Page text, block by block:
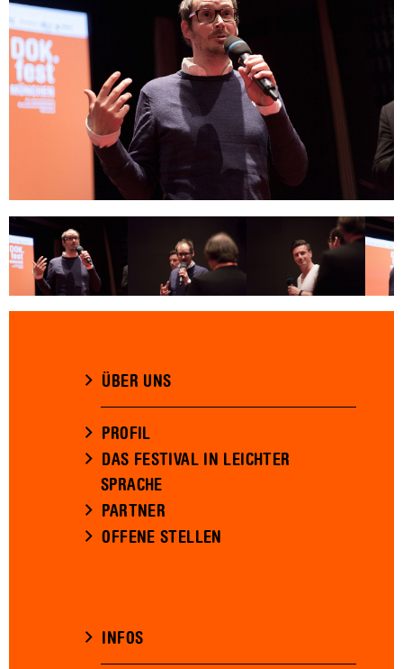
ÜBER UNS
PROFIL
DAS FESTIVAL IN LEICHTER
SPRACHE
PARTNER
OFFENE STELLEN
INFOS